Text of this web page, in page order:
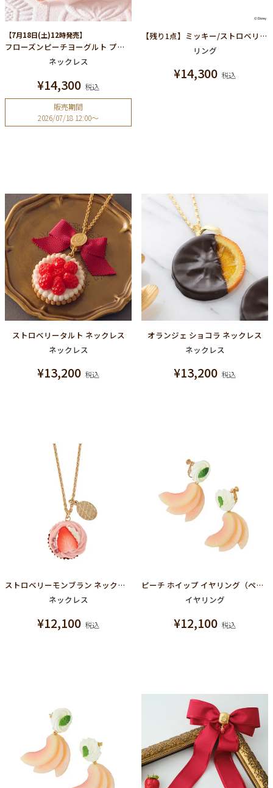
【7月18日(土)12時発売】
フローズンピーチヨーグルト プチアイスキャンディー ネックレス
ネックレス
¥14,300 税込
販売期間
2026/07/18 12:00〜
【残り1点】ミッキー/ストロベリーホイップクリーム リング【ディズニー アクセサリー】
リング
¥14,300 税込
ストロベリータルト ネックレス
ネックレス
¥13,200 税込
オランジェ ショコラ ネックレス
ネックレス
¥13,200 税込
ストロベリーモンブラン ネックレス
ネックレス
¥12,100 税込
ピーチ ホイップ イヤリング（ペア）
イヤリング
¥12,100 税込